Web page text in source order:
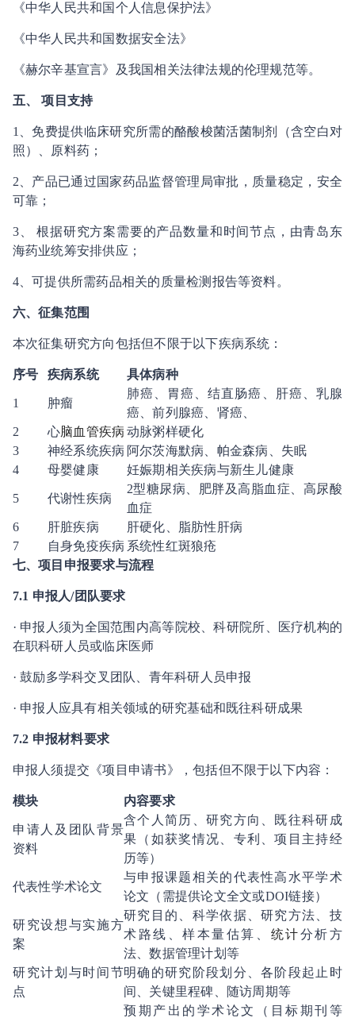
《中华人民共和国个人信息保护法》
《中华人民共和国数据安全法》
《赫尔辛基宣言》及我国相关法律法规的伦理规范等。
五、项目支持
1、免费提供临床研究所需的酪酸梭菌活菌制剂（含空白对
照）、原料药；
2、产品已通过国家药品监督管理局审批，质量稳定，安全
可靠；
3、 根据研究方案需要的产品数量和时间节点，由青岛东
海药业统筹安排供应；
4、可提供所需药品相关的质量检测报告等资料。
六、征集范围
本次征集研究方向包括但不限于以下疾病系统：
序号 疾病系统 具体病种
1 肿瘤
肺癌、胃癌、结直肠癌、肝癌、乳腺
癌、前列腺癌、肾癌、
2
心脑血管疾病 动脉粥样硬化
3
神经系统疾病 阿尔茨海默病、帕金森病、失眠
4
母婴健康 妊娠期相关疾病与新生儿健康
5 代谢性疾病
2型糖尿病、肥胖及高脂血症、高尿酸
血症
6
肝脏疾病
肝硬化、脂肪性肝病
7
自身免疫疾病 系统性红斑狼疮
七、项目申报要求与流程
7.1 申报人/团队要求
· 申报人须为全国范围内高等院校、科研院所、医疗机构的
在职科研人员或临床医师
· 鼓励多学科交叉团队、青年科研人员申报
· 申报人应具有相关领域的研究基础和既往科研成果
7.2 申报材料要求
申报人须提交《项目申请书》，包括但不限于以下内容：
模块 内容要求
申请人及团队背景
资料
含个人简历、研究方向、既往科研成
果（如获奖情况、专利、项目主持经
历等）
代表性学术论文
与申报课题相关的代表性高水平学术
论文（需提供论文全文或DOI链接）
研究设想与实施方
案
研究目的、科学依据、研究方法、技
术路线、样本量估算、 统计分析方
法、数据管理计划等
研究计划与时间节
点
明确的研究阶段划分、各阶段起止时
间、关键里程碑、随访周期等
预期产出的学术论文（目标期刊等